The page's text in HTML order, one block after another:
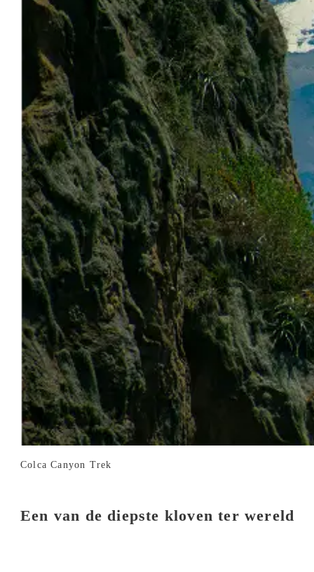
Colca Canyon Trek
Een van de diepste kloven ter wereld